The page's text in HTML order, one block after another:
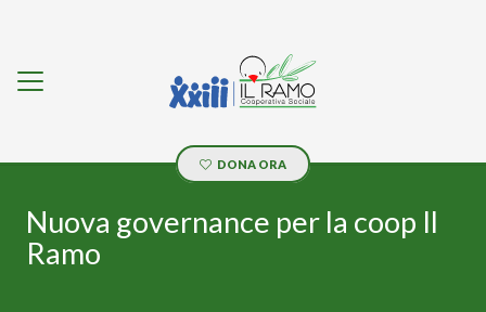
DONA ORA
Nuova governance per la coop Il
Ramo